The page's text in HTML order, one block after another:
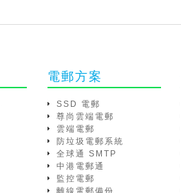
電郵方案
SSD 電郵
尊尚雲端電郵
雲端電郵
防垃圾電郵系統
全球通 SMTP
中港電郵通
監控電郵
離線電郵備份